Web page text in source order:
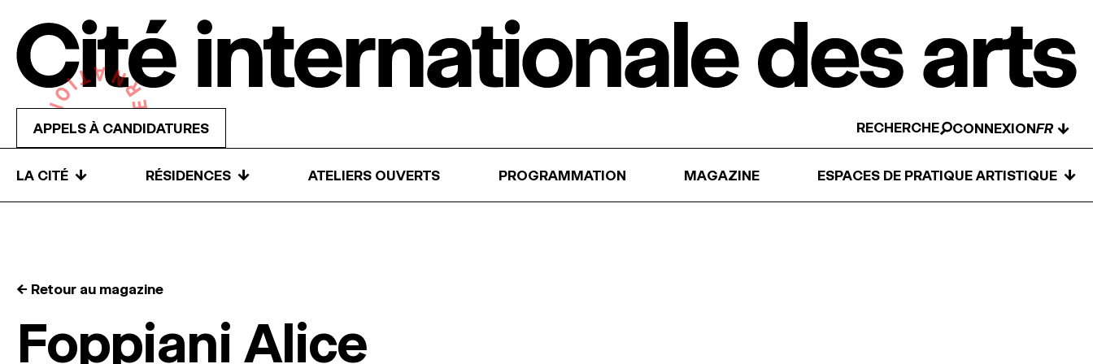
APPELS À CANDIDATURES RECHERCHE CONNEXION ↓
LA CITÉ ↓ RÉSIDENCES ↓ ATELIERS OUVERTS PROGRAMMATION MAGAZINE ESPACES DE PRATIQUE ARTISTIQUE ↓
← Retour au magazine
Foppiani Alice